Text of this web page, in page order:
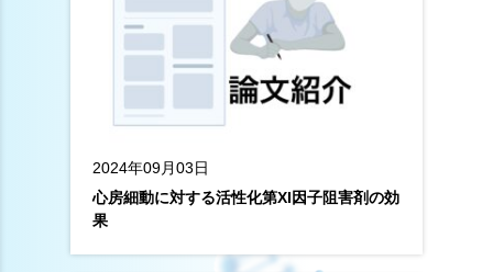
2024年09月03日
心房細動に対する活性化第XI因子阻害剤の効
果